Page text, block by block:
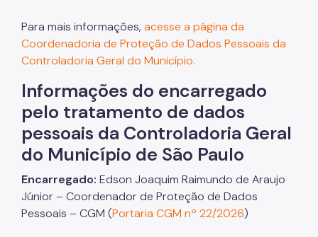
Para mais informações, acesse a página da
Coordenadoria de Proteção de Dados Pessoais da
Controladoria Geral do Município.
Informações do encarregado
pelo tratamento de dados
pessoais da Controladoria Geral
do Município de São Paulo
Encarregado: Edson Joaquim Raimundo de Araujo
Júnior – Coordenador de Proteção de Dados
Pessoais – CGM (Portaria CGM nº 22/2026)